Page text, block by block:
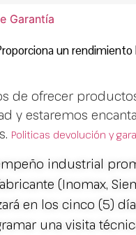
Garantía
un
de ofrecer
y estaremos
Politicas devolución y
industrial
(Inomax,
en los cinco (5)
una visita